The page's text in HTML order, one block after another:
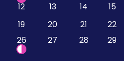
12
13 14 15
19
20 21 22
26
27 28 29